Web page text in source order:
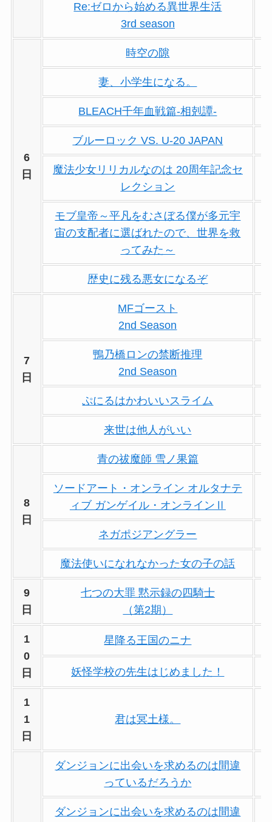
Re:ゼロから始める異世界生活
3rd season
6
日
時空の隙
妻、小学生になる。
BLEACH千年血戦篇-相剋譚-
ブルーロック VS. U-20 JAPAN
魔法少女リリカルなのは 20周年記念セ
レクション
モブ皇帝～平凡をむさぼる僕が多元宇
宙の支配者に選ばれたので、世界を救
ってみた～
歴史に残る悪女になるぞ
7
日
MFゴースト
2nd Season
鴨乃橋ロンの禁断推理
2nd Season
ぷにるはかわいいスライム
来世は他人がいい
8
日
青の祓魔師 雪ノ果篇
ソードアート・オンライン オルタナテ
ィブ ガンゲイル・オンラインⅡ
ネガポジアングラー
魔法使いになれなかった女の子の話
9
日
七つの大罪 黙示録の四騎士
（第2期）
1
0
日
星降る王国のニナ
妖怪学校の先生はじめました！
1
1
日
君は冥土様。
ダンジョンに出会いを求めるのは間違
っているだろうか
ダンジョンに出会いを求めるのは間違